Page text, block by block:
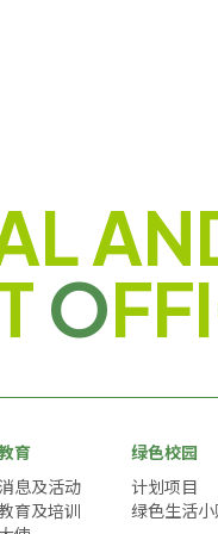
O
育
息及活动
育及培训
绿色校园
计划项目
绿色生活小